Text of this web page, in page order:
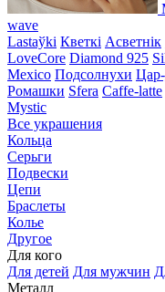
wave
Lastaўki Кветкі Асветнiк
LoveCore Diamond 925
Mexico Подсолнухи
Ромашки Sfera Caffe-latte
Mystic
Все украшения
Кольца
Серьги
Подвески
Цепи
Браслеты
Колье
Другое
Для кого
Для детей Для мужчин
Металл